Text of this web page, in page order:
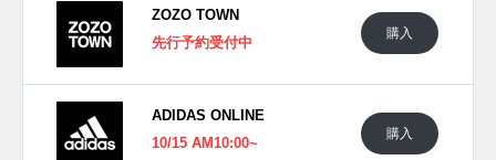
ZOZO TOWN
先行予約受付中
購入
ADIDAS ONLINE
10/15 AM10:00~
購入